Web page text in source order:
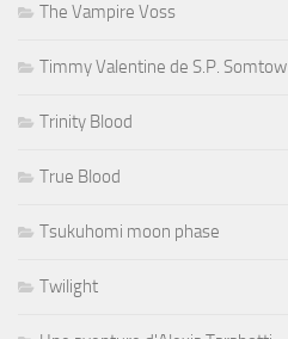
The Vampire Voss
Timmy Valentine de S.P. Somtow
Trinity Blood
True Blood
Tsukuhomi moon phase
Twilight